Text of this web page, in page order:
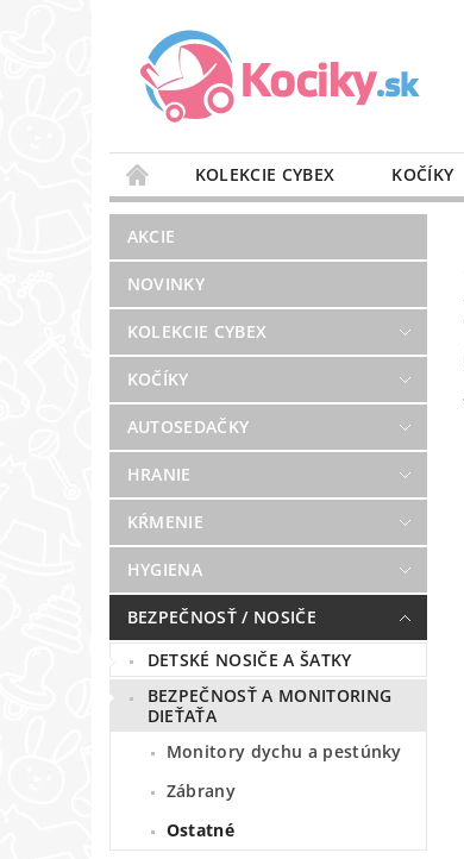
KOLEKCIE CYBEX KOČÍKY
STAROSTLIVOSŤ O VZDUCH
BLOG
PREDAJŇA KONTAKT
AKCIE
NOVINKY
KOLEKCIE CYBEX
KOČÍKY
AUTOSEDAČKY
HRANIE
KŔMENIE
HYGIENA
BEZPEČNOSŤ / NOSIČE
DETSKÉ NOSIČE A ŠATKY
BEZPEČNOSŤ A MONITORING
DIEŤAŤA
Monitory dychu a pestúnky
Zábrany
Ostatné